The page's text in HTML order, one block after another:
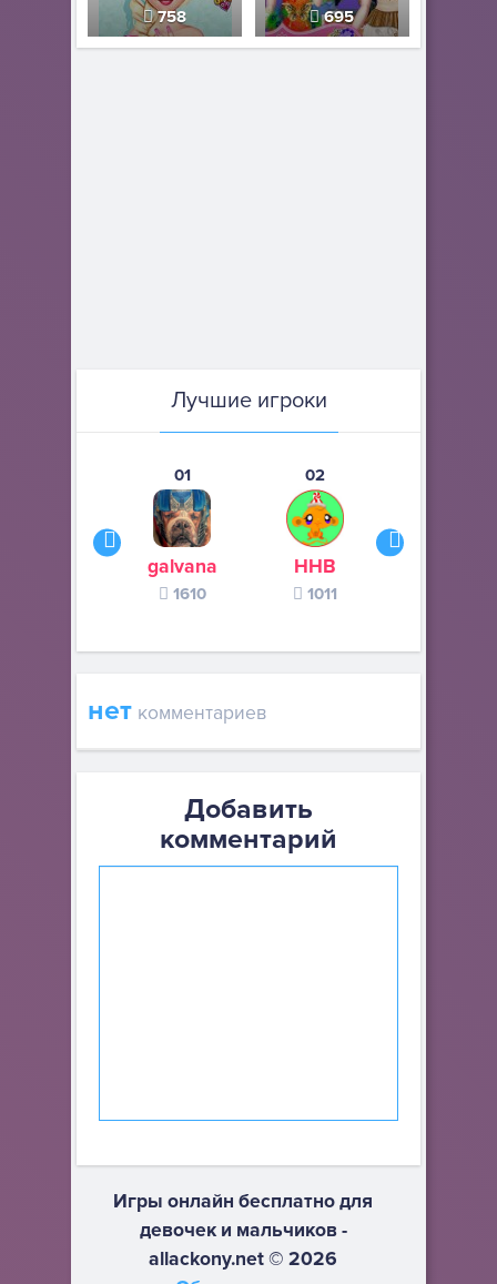
758 695
Лучшие игроки
01
galvana
1610
02
ННВ
1011
нет комментариев
Добавить
комментарий
Игры онлайн бесплатно для
девочек и мальчиков -
allackony.net © 2026